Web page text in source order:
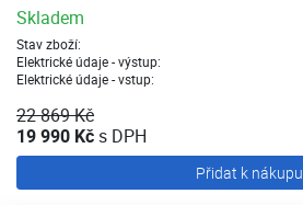
Skladem
Stav zboží:
Elektrické údaje - výstup:
Elektrické údaje - vstup:
22 869 Kč
19 990 Kčs DPH
Přidat k nákupu